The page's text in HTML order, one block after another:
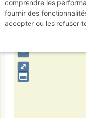
⤢
–
comprendre les
fournir des
accepter ou les refuser